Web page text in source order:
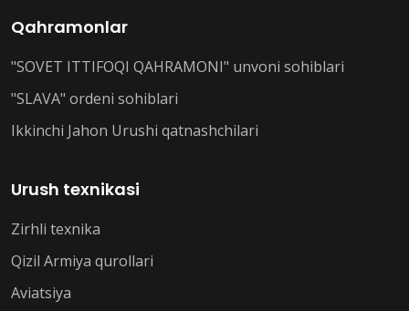
Qahramonlar
"SOVET ITTIFOQI QAHRAMONI" unvoni sohiblari
"SLAVA" ordeni sohiblari
Ikkinchi Jahon Urushi qatnashchilari
Urush texnikasi
Zirhli texnika
Qizil Armiya qurollari
Aviatsiya